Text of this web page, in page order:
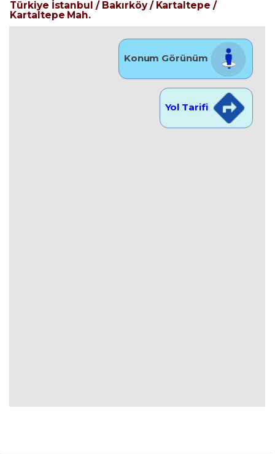
Türkiye İstanbul / Bakırköy/ Kartaltepe /
Kartaltepe Mah.
Konum Görünüm
Yol Tarifi